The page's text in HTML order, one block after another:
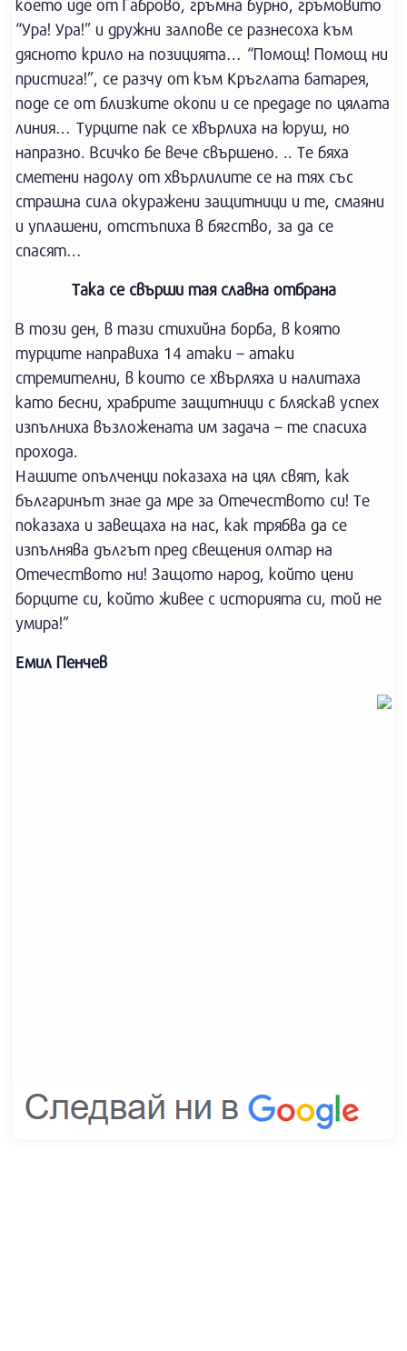
което иде от Габрово, гръмна бурно, гръмовито
“Ура! Ура!” и дружни залпове се разнесоха към
дясното крило на позицията… “Помощ! Помощ ни
пристига!”, се разчу от към Кръглата батарея,
поде се от близките окопи и се предаде по цялата
линия… Турците пак се хвърлиха на юруш, но
напразно. Всичко бе вече свършено. .. Те бяха
сметени надолу от хвърлилите се на тях със
страшна сила окуражени защитници и те, смаяни
и уплашени, отстъпиха в бягство, за да се
спасят…
Така се свърши тая славна отбрана
В този ден, в тази стихийна борба, в която
турците направиха 14 атаки – атаки
стремителни, в които се хвърляха и налитаха
като бесни, храбрите защитници с бляскав успех
изпълниха възложената им задача – те спасиха
прохода.
Нашите опълченци показаха на цял свят, как
българинът знае да мре за Отечеството си! Те
показаха и завещаха на нас, как трябва да се
изпълнява дългът пред свещения олтар на
Отечеството ни! Защото народ, който цени
борците си, който живее с историята си, той не
умира!”
Емил Пенчев